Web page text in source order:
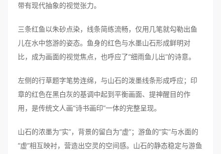
带有现代抽象的视觉张力。
三条红鱼以朱砂点染，线条简练流畅，仅用几笔就勾勒出鱼
儿在水中悠游的姿态。鱼身的红色与水墨山石形成鲜明对
比，成为画面的视觉焦点，也呼应了“细雨鱼儿出”的诗意。
左侧的行草题字笔势连绵，与山石的泼墨线条形成呼应；印
章的红色在黑白灰的基调中起到平衡画面、提神醒目的作
用，是传统文人画“诗书画印”一体的完整呈现。
山石的浓墨为“实”，背景的留白为“虚”；游鱼的“实”与水面的
“虚”相互映衬，营造出空灵的空间感。山石的静态稳定与游鱼